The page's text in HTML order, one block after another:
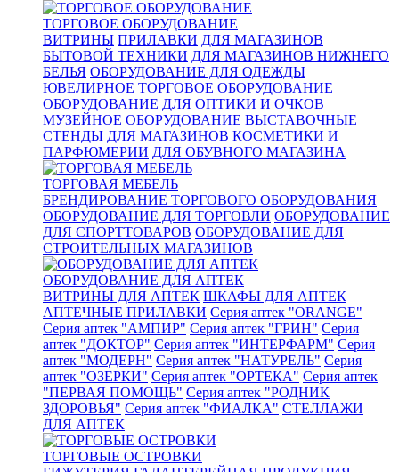
ТОРГОВОЕ ОБОРУДОВАНИЕ
ВИТРИНЫ ПРИЛАВКИ ДЛЯ МАГАЗИНОВ
БЫТОВОЙ ТЕХНИКИ ДЛЯ МАГАЗИНОВ НИЖНЕГО
БЕЛЬЯ ОБОРУДОВАНИЕ ДЛЯ ОДЕЖДЫ
ЮВЕЛИРНОЕ ТОРГОВОЕ ОБОРУДОВАНИЕ
ОБОРУДОВАНИЕ ДЛЯ ОПТИКИ И ОЧКОВ
МУЗЕЙНОЕ ОБОРУДОВАНИЕ ВЫСТАВОЧНЫЕ
СТЕНДЫ ДЛЯ МАГАЗИНОВ КОСМЕТИКИ И
ПАРФЮМЕРИИ ДЛЯ ОБУВНОГО МАГАЗИНА
ТОРГОВАЯ МЕБЕЛЬ
БРЕНДИРОВАНИЕ ТОРГОВОГО ОБОРУДОВАНИЯ
ОБОРУДОВАНИЕ ДЛЯ ТОРГОВЛИ ОБОРУДОВАНИЕ
ДЛЯ СПОРТТОВАРОВ ОБОРУДОВАНИЕ ДЛЯ
СТРОИТЕЛЬНЫХ МАГАЗИНОВ
ОБОРУДОВАНИЕ ДЛЯ АПТЕК
ВИТРИНЫ ДЛЯ АПТЕК ШКАФЫ ДЛЯ АПТЕК
АПТЕЧНЫЕ ПРИЛАВКИ Серия аптек "ORANGE"
Серия аптек "АМПИР" Серия аптек "ГРИН" Серия
аптек "ДОКТОР" Серия аптек "ИНТЕРФАРМ" Серия
аптек "МОДЕРН" Серия аптек "НАТУРЕЛЬ" Серия
аптек "ОЗЕРКИ" Серия аптек "ОРТЕКА" Серия аптек
"ПЕРВАЯ ПОМОЩЬ" Серия аптек "РОДНИК
ЗДОРОВЬЯ" Серия аптек "ФИАЛКА" СТЕЛЛАЖИ
ДЛЯ АПТЕК
ТОРГОВЫЕ ОСТРОВКИ